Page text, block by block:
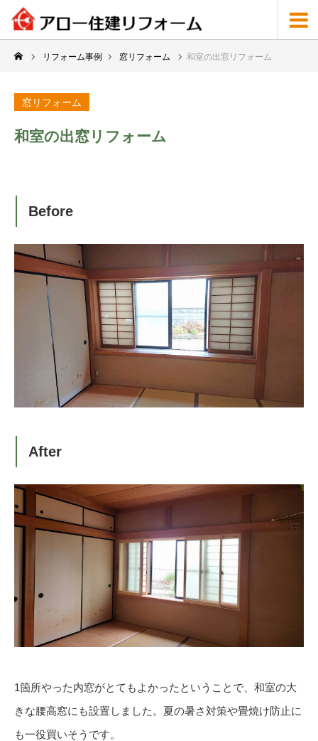
リフォーム事例 窓リフォーム 和室の出窓リフォーム
窓リフォーム
和室の出窓リフォーム
Before
After
1箇所やった内窓がとてもよかったということで、和室の大
きな腰高窓にも設置しました。夏の暑さ対策や畳焼け防止に
も一役買いそうです。